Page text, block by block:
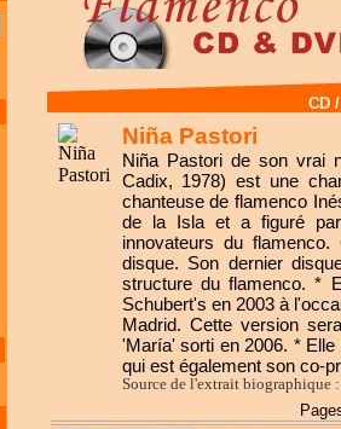
CD
Niña Pastori
Niña Pastori de son vrai
Cadix, 1978) est une
chanteuse de flamenco
de la Isla et a figuré
innovateurs du
disque. Son dernier
structure du flamenco. *
Schubert's en 2003 à
Madrid. Cette version
'María' sorti en 2006. *
qui est également son co-
Source de l'extrait biographique